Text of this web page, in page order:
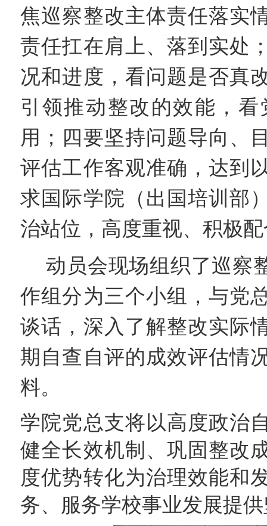
焦巡察整改主体责任落实
责任扛在肩上、落到实处
况和进度，看问题是否真
引领推动整改的效能，
用；四要坚持问题导向、
评估工作客观准确，达到
求国际学院（出国培训部
治站位，高度重视、积极
动员会现场组织了巡察
作组分为三个小组，与党
谈话，深入了解整改实际
期自查自评的成效评估情
料。
学院党总支将以高度政治
健全长效机制、巩固整改
度优势转化为治理效能和
务、服务学校事业发展提